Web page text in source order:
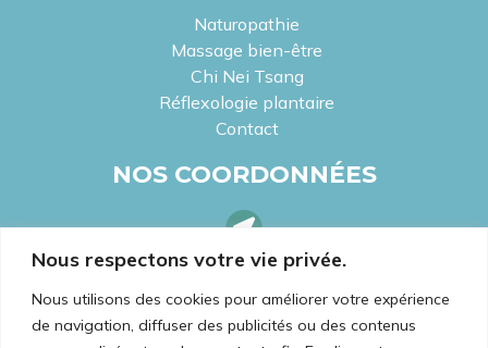
Nous respectons votre vie privée.
Nous utilisons des cookies pour améliorer votre expérience
de navigation, diffuser des publicités ou des contenus
Naturopathie
Massage bien-être
Chi Nei Tsang
Réflexologie plantaire
Contact
NOS COORDONNÉES
LOCALISEZ-NOUS